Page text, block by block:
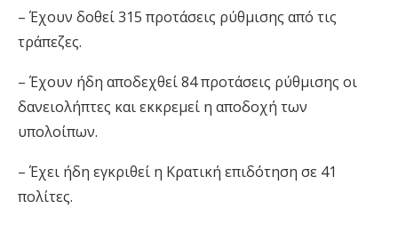
– Έχουν δοθεί 315 προτάσεις ρύθμισης από τις
τράπεζες.
– Έχουν ήδη αποδεχθεί 84 προτάσεις ρύθμισης οι
δανειολήπτες και εκκρεμεί η αποδοχή των
υπολοίπων.
– Έχει ήδη εγκριθεί η Κρατική επιδότηση σε 41
πολίτες.